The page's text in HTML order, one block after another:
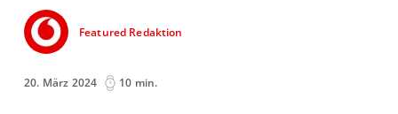
Featured Redaktion
20. März 2024 10 min.